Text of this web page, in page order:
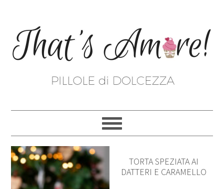
TORTA SPEZIATA AI
DATTERI E CARAMELLO